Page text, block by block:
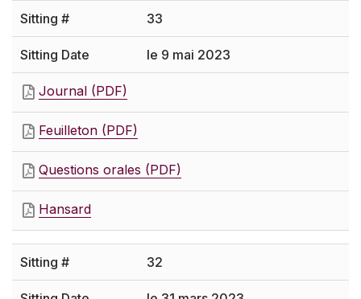
33
le 9 mai 2023
Journal (PDF)
Feuilleton (PDF)
Questions orales (PDF)
Hansard
32